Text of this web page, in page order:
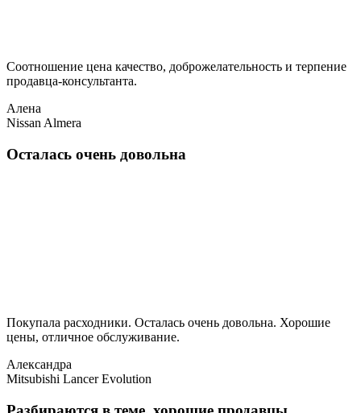
Соотношение цена качество, доброжелательность и терпение
продавца-консультанта.
Алена
Nissan Almera
Осталась очень довольна
Покупала расходники. Осталась очень довольна. Хорошие
цены, отличное обслуживание.
Александра
Mitsubishi Lancer Evolution